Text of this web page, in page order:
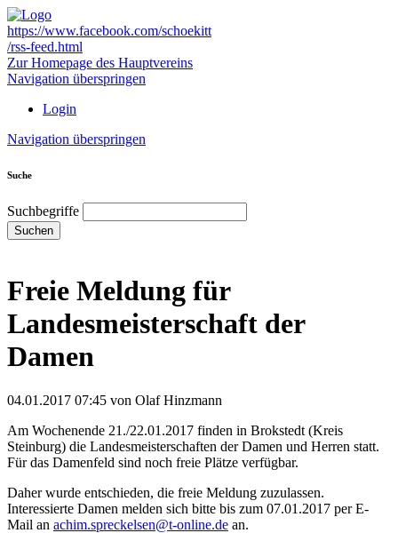
https://www.facebook.com/schoekitt
/rss-feed.html
Zur Homepage des Hauptvereins
Navigation überspringen
Login
Navigation überspringen
Suche
Suchbegriffe
Suchen
Freie Meldung für
Landesmeisterschaft der
Damen
04.01.2017 07:45 von Olaf Hinzmann
Am Wochenende 21./22.01.2017 finden in Brokstedt (Kreis
Steinburg) die Landesmeisterschaften der Damen und Herren statt.
Für das Damenfeld sind noch freie Plätze verfügbar.
Daher wurde entschieden, die freie Meldung zuzulassen.
Interessierte Damen melden sich bitte bis zum 07.01.2017 per E-
Mail an achim.spreckelsen@t-online.de an.